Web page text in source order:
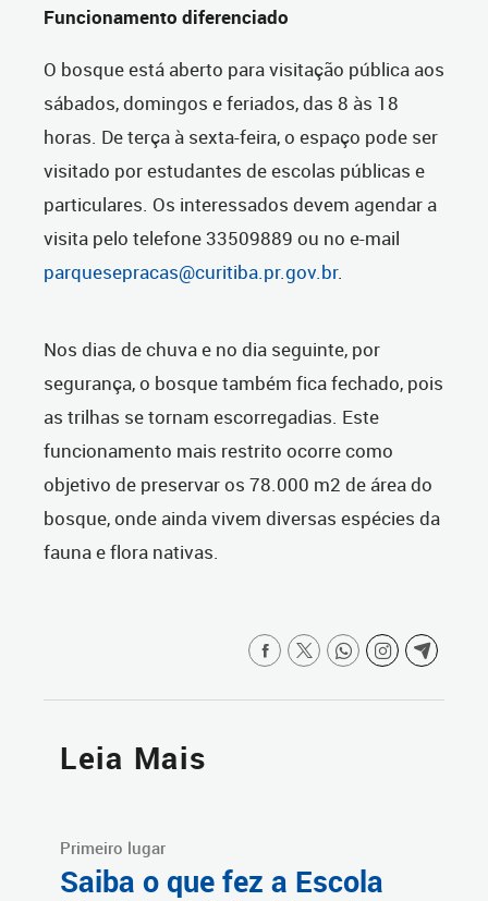
Funcionamento diferenciado
O bosque está aberto para visitação pública aos
sábados, domingos e feriados, das 8 às 18
horas. De terça à sexta-feira, o espaço pode ser
visitado por estudantes de escolas públicas e
particulares. Os interessados devem agendar a
visita pelo telefone 33509889 ou no e-mail
parquesepracas@curitiba.pr.gov.br.
Nos dias de chuva e no dia seguinte, por
segurança, o bosque também fica fechado, pois
as trilhas se tornam escorregadias. Este
funcionamento mais restrito ocorre como
objetivo de preservar os 78.000 m2 de área do
bosque, onde ainda vivem diversas espécies da
fauna e flora nativas.
Leia Mais
Primeiro lugar
Saiba o que fez a Escola